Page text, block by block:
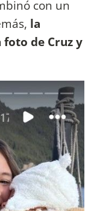
con un
la
de Cruz y